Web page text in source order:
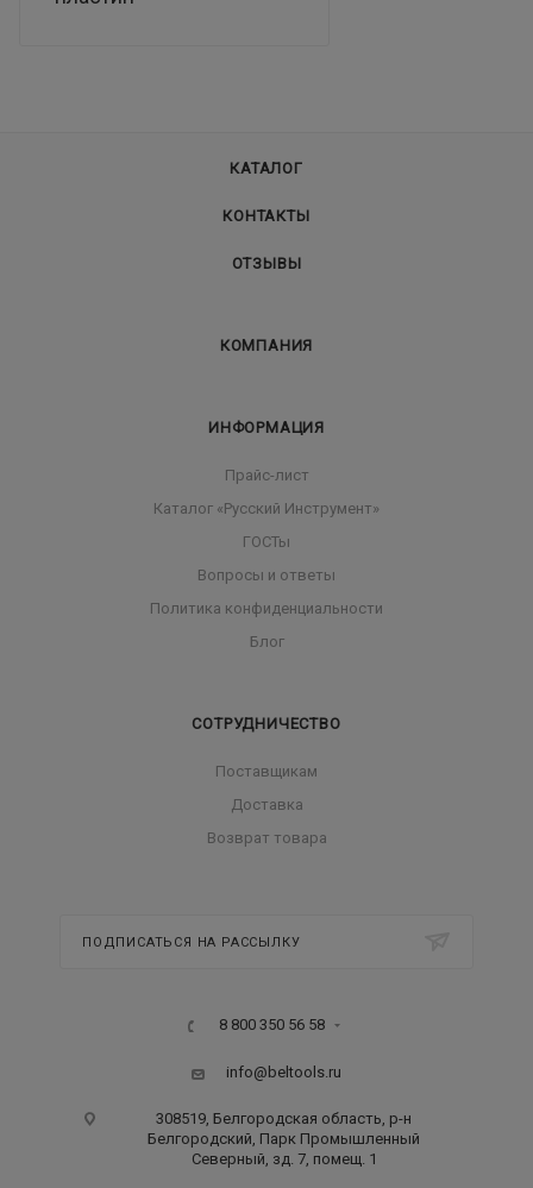
КАТАЛОГ
КОНТАКТЫ
ОТЗЫВЫ
КОМПАНИЯ
ИНФОРМАЦИЯ
Прайс-лист
Каталог «Русский Инструмент»
ГОСТы
Вопросы и ответы
Политика конфиденциальности
Блог
СОТРУДНИЧЕСТВО
Поставщикам
Доставка
Возврат товара
ПОДПИСАТЬСЯ НА РАССЫЛКУ
8 800 350 56 58
info@beltools.ru
308519, Белгородская область, р-н
Белгородский, Парк Промышленный
Северный, зд. 7, помещ. 1